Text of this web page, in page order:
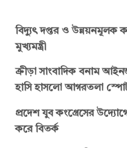
বিদ্যুৎ দপ্তর ও উন্নয়নমূলক
মুখ্যমন্ত্রী
ক্রীড়া সাংবাদিক বনাম
হাসি হাসলো আগরতলা
প্রদেশ যুব কংগ্রেসের
করে বিতর্ক